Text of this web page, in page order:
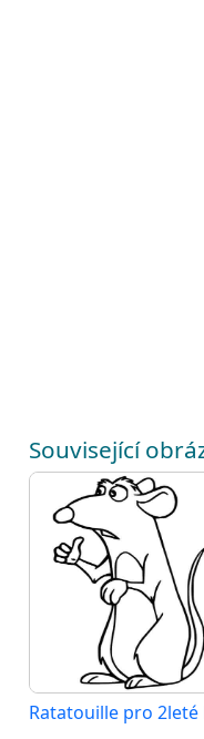
Související